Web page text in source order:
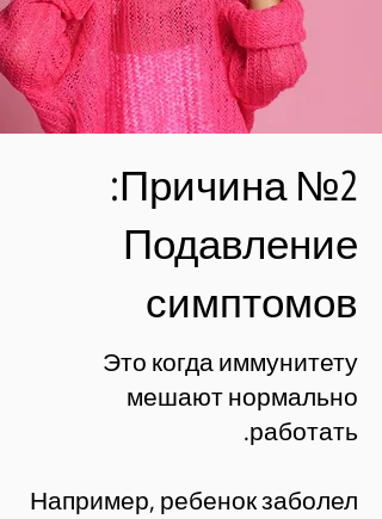
Причина №2:
Подавление
симптомов
Это когда иммунитету
мешают нормально
работать.
Например, ребенок заболел